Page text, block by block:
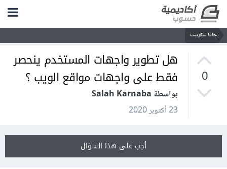
جافا سكريبت
0
هل تطوير واجهات المستخدم ينحصر
فقط على واجهات مواقع الويب ؟
بواسطة Salah Karnaba
23 أكتوبر 2020
أجب على هذا السؤال